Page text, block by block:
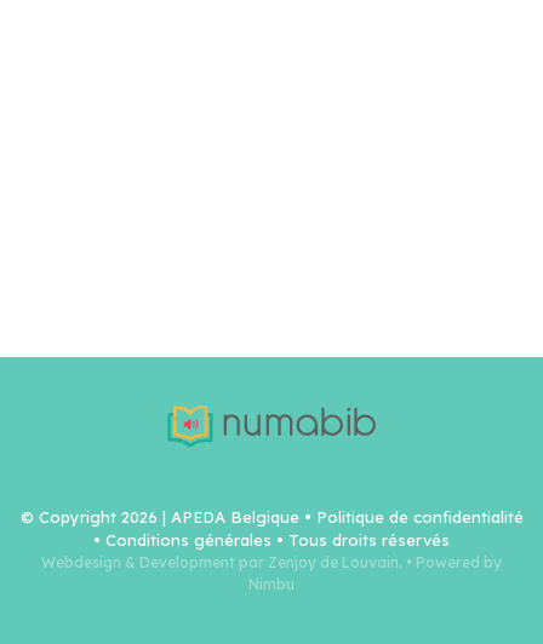
© Copyright 2026 | APEDA Belgique • Politique de confidentialité
• Conditions générales • Tous droits réservés
Webdesign & Development par Zenjoy de Louvain. • Powered by
Nimbu